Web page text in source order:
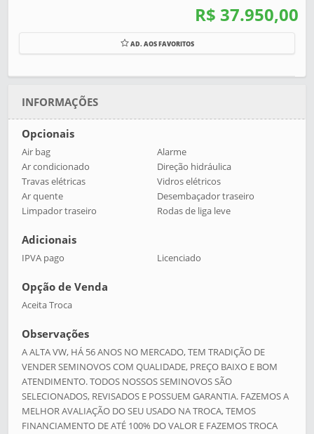
R$ 37.950,00
AD. AOS FAVORITOS
INFORMAÇÕES
Opcionais
Air bag
Alarme
Ar condicionado
Direção hidráulica
Travas elétricas
Vidros elétricos
Ar quente
Desembaçador traseiro
Limpador traseiro
Rodas de liga leve
Adicionais
IPVA pago Licenciado
Opção de Venda
Aceita Troca
Observações
A ALTA VW, HÁ 56 ANOS NO MERCADO, TEM TRADIÇÃO DE
VENDER SEMINOVOS COM QUALIDADE, PREÇO BAIXO E BOM
ATENDIMENTO. TODOS NOSSOS SEMINOVOS SÃO
SELECIONADOS, REVISADOS E POSSUEM GARANTIA. FAZEMOS A
MELHOR AVALIAÇÃO DO SEU USADO NA TROCA, TEMOS
FINANCIAMENTO DE ATÉ 100% DO VALOR E FAZEMOS TROCA